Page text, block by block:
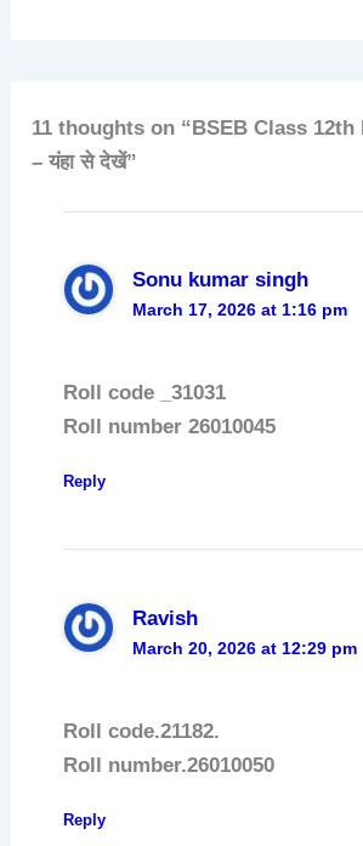
11 thoughts on “BSEB Class 12th
– यंहा से देखें”
Sonu kumar singh
March 17, 2026 at 1:16 pm
Roll code _31031
Roll number 26010045
Reply
Ravish
March 20, 2026 at 12:29 pm
Roll code.21182.
Roll number.26010050
Reply